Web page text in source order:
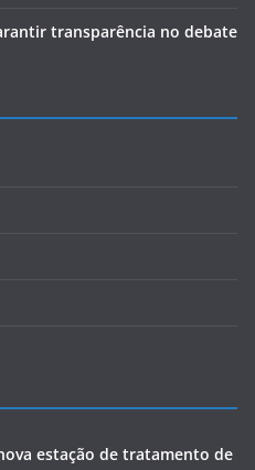
transparência no debate
estação de tratamento de